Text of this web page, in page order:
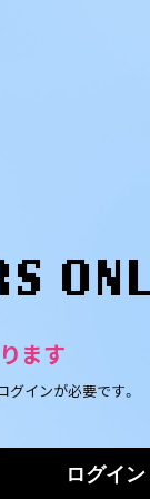
ます
グインが必要です。
ログイン